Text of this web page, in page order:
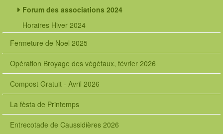
Forum des associations 2024
Horaires Hiver 2024
Fermeture de Noel 2025
Opération Broyage des végétaux, février 2026
Compost Gratuit - Avril 2026
La fèsta de Printemps
Entrecotade de Caussidières 2026